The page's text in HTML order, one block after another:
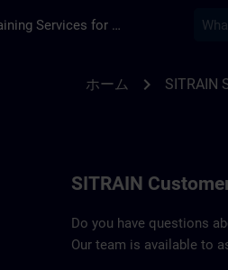
Training Services for Digital Industries
ホーム chevron_right SITRAIN
SITRAIN
Do you have questions
Our team is available to